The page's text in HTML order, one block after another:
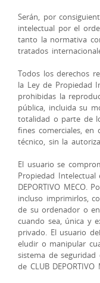
Serán, por
intelectual por el
tanto la normativa
tratados
Todos los derechos
la Ley de Propiedad
prohibidas la
pública, incluida su
totalidad o parte de
fines comerciales,
técnico, sin la
El usuario se
Propiedad
DEPORTIVO MECO.
incluso imprimirlos,
de su ordenador o
cuando sea, única y
privado. El usuario
eludir o manipular
sistema de
de CLUB DEPORTIVO